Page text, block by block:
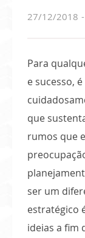
27/12/2018
Para
e sucesso,
que
rumos que
ser um
estratégico
ideias a fim